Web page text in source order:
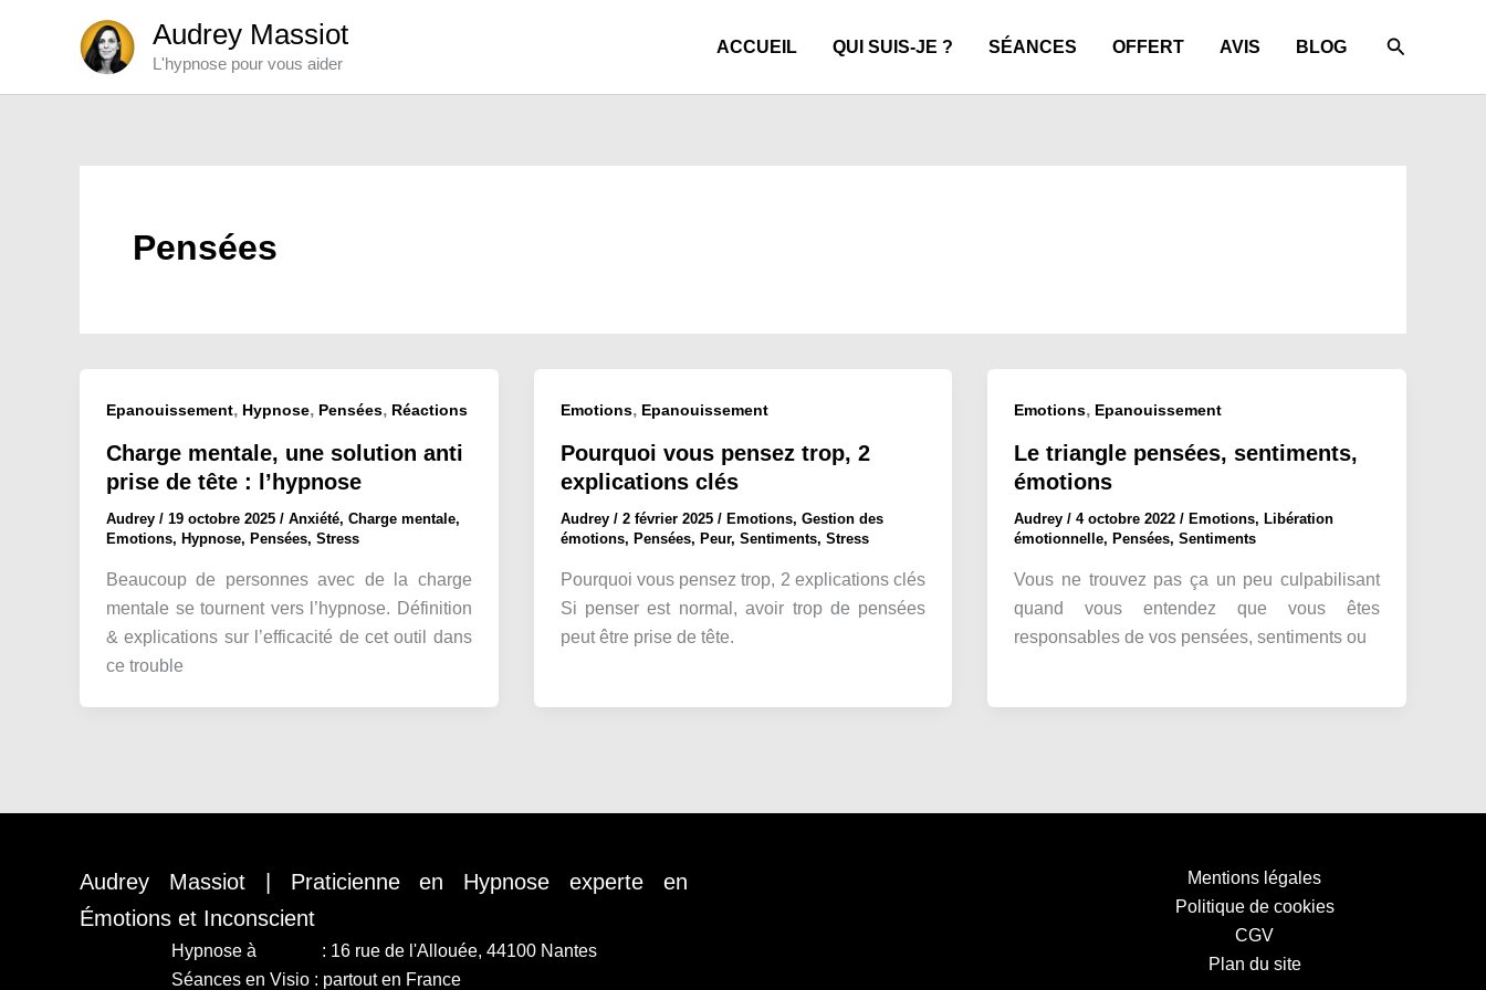
Audrey Massiot
L'hypnose pour vous aider
ACCUEIL QUI SUIS-JE ? SÉANCES OFFERT AVIS BLOG
Pensées
Epanouissement, Hypnose, Pensées, Réactions
Charge mentale, une solution anti
prise de tête : l’hypnose
Audrey / 19 octobre 2025 / Anxiété, Charge mentale,
Emotions, Hypnose, Pensées, Stress
Beaucoup de personnes avec de la charge
mentale se tournent vers l’hypnose. Définition
& explications sur l’efficacité de cet outil dans
ce trouble
Emotions, Epanouissement
Pourquoi vous pensez trop, 2
explications clés
Audrey / 2 février 2025 / Emotions, Gestion des
émotions, Pensées, Peur, Sentiments, Stress
Pourquoi vous pensez trop, 2 explications clés
Si penser est normal, avoir trop de pensées
peut être prise de tête.
Emotions, Epanouissement
Le triangle pensées, sentiments,
émotions
Audrey/4 octobre 2022/ Emotions, Libération
émotionnelle, Pensées,Sentiments
Vous ne trouvez pas ça un peu culpabilisant
quand vous entendez que vous êtes
responsables de vos pensées, sentiments ou
Audrey Massiot | Praticienne en Hypnose experte en
Émotions et Inconscient
Hypnose à
: 16 rue de l'Allouée, 44100 Nantes
Séances en Visio : partout en France
Mentions légales
Politique de cookies
CGV
Plan du site